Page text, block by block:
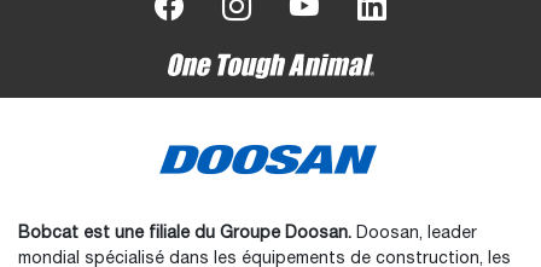
Bobcat est une filiale du Groupe Doosan. Doosan, leader
mondial spécialisé dans les équipements de construction, les